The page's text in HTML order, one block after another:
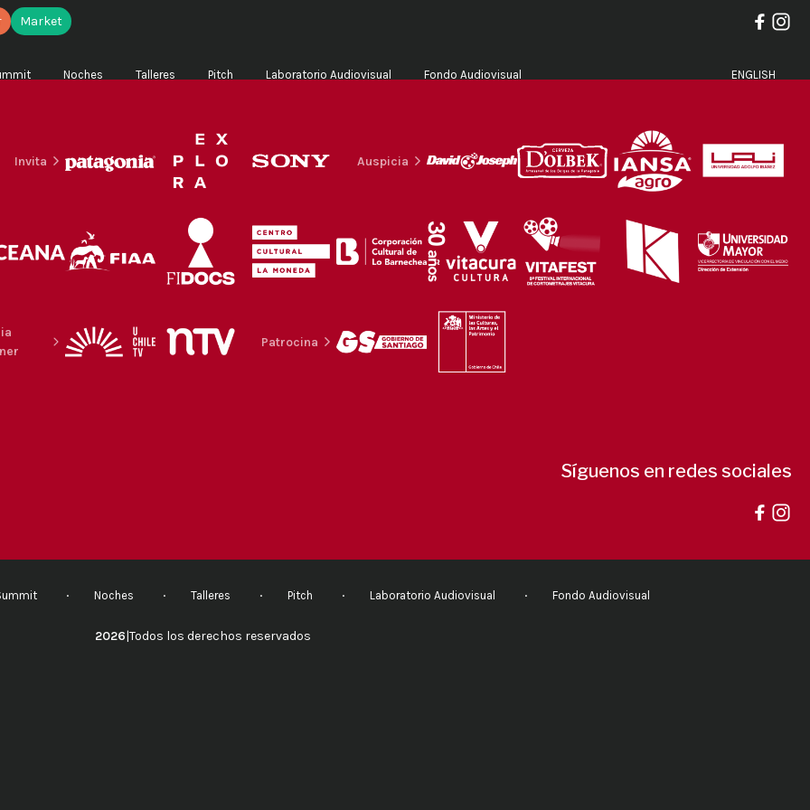
Market
Noches Talleres Pitch Laboratorio Audiovisual Fondo Audiovisual ENGLISH
Invita Auspicia
Patrocina
Síguenos en redes sociales
Noches Talleres Pitch Laboratorio Audiovisual Fondo Audiovisual
2026|Todos los derechos reservados